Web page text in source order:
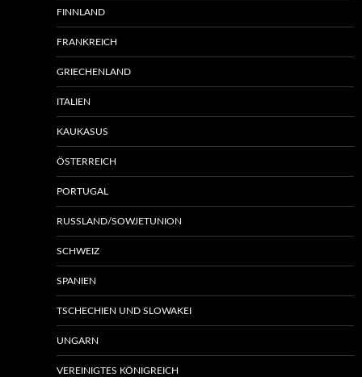
FINNLAND
FRANKREICH
GRIECHENLAND
ITALIEN
KAUKASUS
ÖSTERREICH
PORTUGAL
RUSSLAND/SOWJETUNION
SCHWEIZ
SPANIEN
TSCHECHIEN UND SLOWAKEI
UNGARN
VEREINIGTES KÖNIGREICH